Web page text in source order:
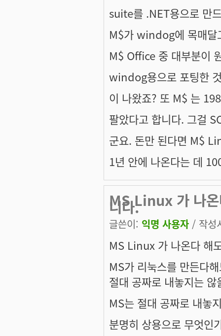
suite를 .NET용으로 만
M$가 windog에 목매달
M$ Office 중 대부분이
windog용으로 포팅한
이 나왔죠? 또 M$ 는
팔았다고 합니다. 그걸
군요. 돈만 된다면 M$
1년 안에 나온다는 데
MS Linux 가 나온
니다.
글쓴이: 익명 사용자 / 작성
MS Linux 가 나온다 해
MS가 리눅스를 만든다
절대 공짜로 내놓지는 않
MS는 절대 공짜로 내놓
분명히 상용으로 무엇인